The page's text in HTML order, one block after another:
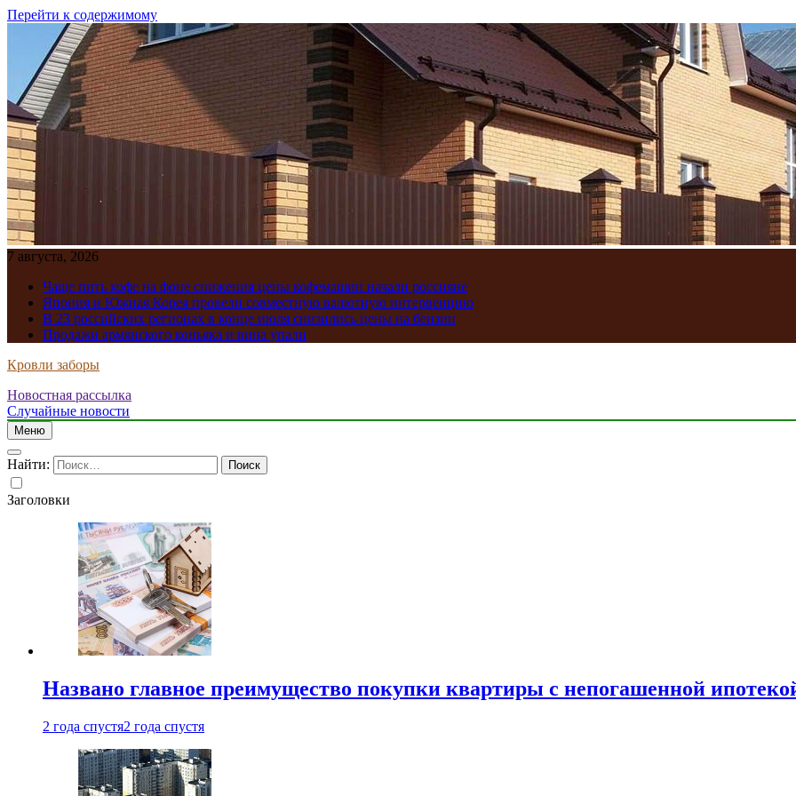
Перейти к содержимому
7 августа, 2026
Чаще пить кофе на фоне снижения цены кофемашин начали россияне
Япония и Южная Корея провели совместную валютную интервенцию
В 23 российских регионах в конце июля снизились цены на бензин
Продажи армянского коньяка и вина упали
Кровли заборы
Новостная рассылка
Случайные новости
Меню
Найти:
Заголовки
Названо главное преимущество покупки квартиры с непогашенной
2 года спустя2 года спустя